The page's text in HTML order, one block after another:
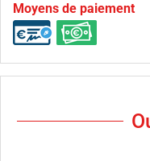
Moyens de paiement